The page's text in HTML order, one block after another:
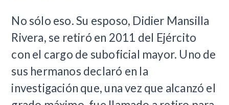
No sólo eso. Su esposo, Didier Mansilla
Rivera, se retiró en 2011 del Ejército
con el cargo de suboficial mayor. Uno de
sus hermanos declaró en la
investigación que, una vez que alcanzó el